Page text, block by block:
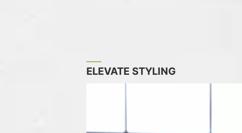
ELEVATE STYLING